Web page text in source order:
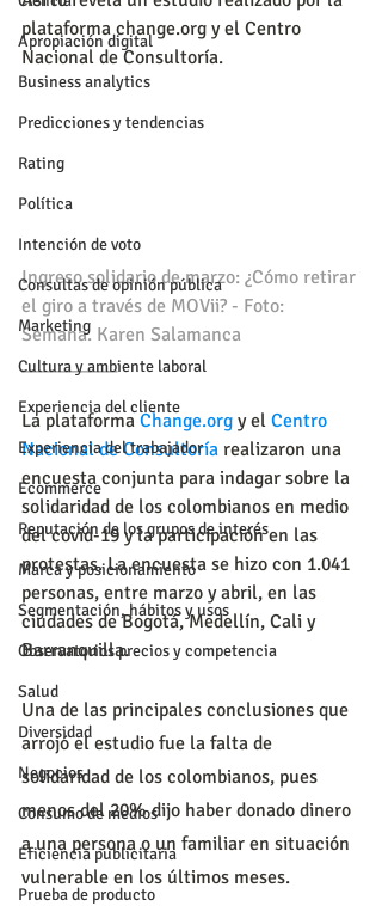
Apropiación digital
Business analytics
Predicciones y tendencias
Rating
Política
Intención de voto
Consultas de opinión pública
Marketing
Cultura y ambiente laboral
Experiencia del cliente
Experiencia del trabajador
Ecommerce
Reputación de los grupos de interés
Marca y posicionamiento
Segmentación, hábitos y usos
Observatorios precios y competencia
Salud
Diversidad
Negocios
Consumo de medios
Eficiencia publicitaria
Prueba de producto
plataforma change.org y el Centro
Nacional de Consultoría.
Ingreso solidario de marzo: ¿Cómo retirar
el giro a través de MOVii? - Foto:
Semana. Karen Salamanca
__________
La plataforma Change.org y el Centro
Nacional de Consultoría realizaron una
encuesta conjunta para indagar sobre la
solidaridad de los colombianos en medio
del covid-19 y la participación en las
protestas. La encuesta se hizo con 1.041
personas, entre marzo y abril, en las
ciudades de Bogotá, Medellín, Cali y
Barranquilla.
Una de las principales conclusiones que
arrojó el estudio fue la falta de
solidaridad de los colombianos, pues
menos del 20% dijo haber donado dinero
a una persona o un familiar en situación
vulnerable en los últimos meses.